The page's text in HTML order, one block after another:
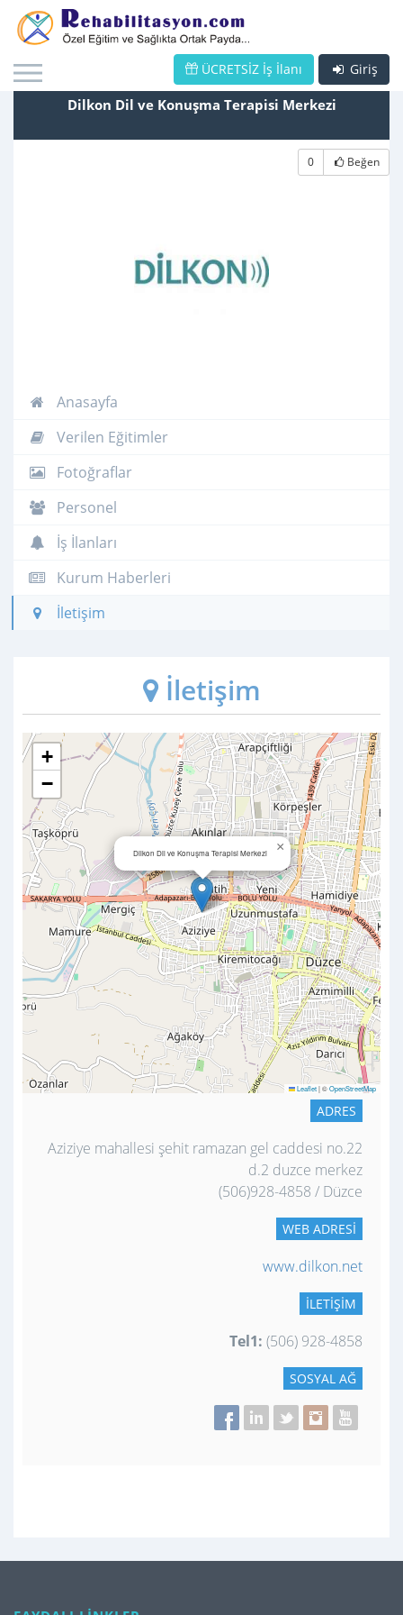
Giriş
ÜCRETSİZ İş İlanı
Dilkon Dil ve Konuşma Terapisi Merkezi
0 Beğen
Anasayfa
Verilen Eğitimler
Fotoğraflar
Personel
İş İlanları
Kurum Haberleri
İletişim
İletişim
Dilkon Dil ve Konuşma Terapisi Merkezi ×
+
−
Leaflet|©OpenStreetMap
ADRES
Aziziye mahallesi şehit ramazan gel caddesi no.22
d.2 duzce merkez
(506)928-4858 / Düzce
WEB ADRESI
www.dilkon.net
İLETIŞIM
Tel1: (506) 928-4858
SOSYAL AĞ